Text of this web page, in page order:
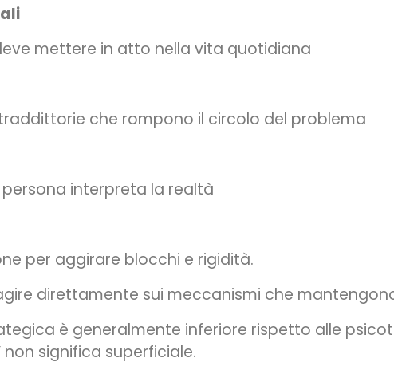
mettere in atto nella vita quotidiana
che rompono il circolo del problema
interpreta la realtà
per aggirare blocchi e rigidità.
direttamente sui meccanismi che
è generalmente inferiore rispetto alle
significa superficiale.